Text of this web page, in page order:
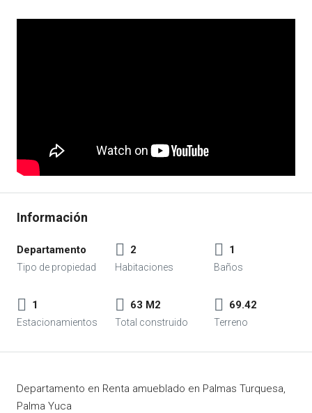
Departamento 2 1
1 63 M2 69.42
Departamento en Renta amueblado en Palmas Turquesa,
Palma Yuca